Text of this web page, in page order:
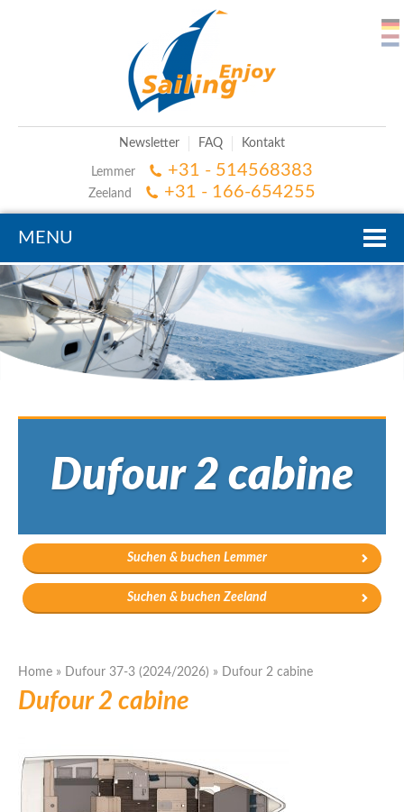
Newsletter FAQ Kontakt
Lemmer +31 - 514568383
Zeeland +31 - 166-654255
MENU
Dufour 2 cabine
Suchen & buchen Lemmer
Suchen & buchen Zeeland
Home » Dufour 37-3 (2024/2026) » Dufour 2 cabine
Dufour 2 cabine